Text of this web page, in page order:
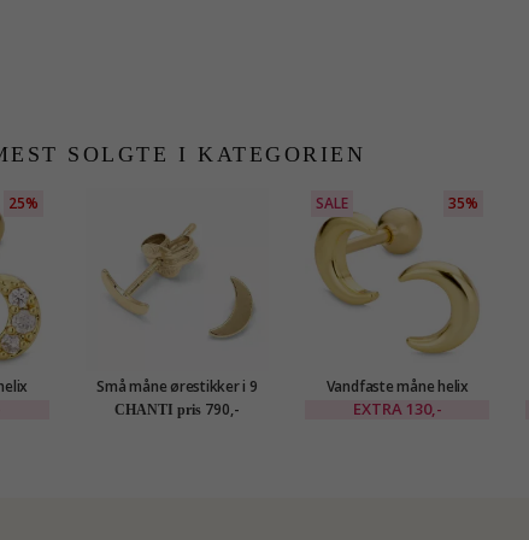
SOLGTE I KATEGORIEN
25%
-
Små måne ørestikker i 9
karat guld - Gold Collection
CHANTI pris 790,-
SALE 35%
Vandfaste måne helix
piercing i forgyldt stål -
EXTRA 130,-